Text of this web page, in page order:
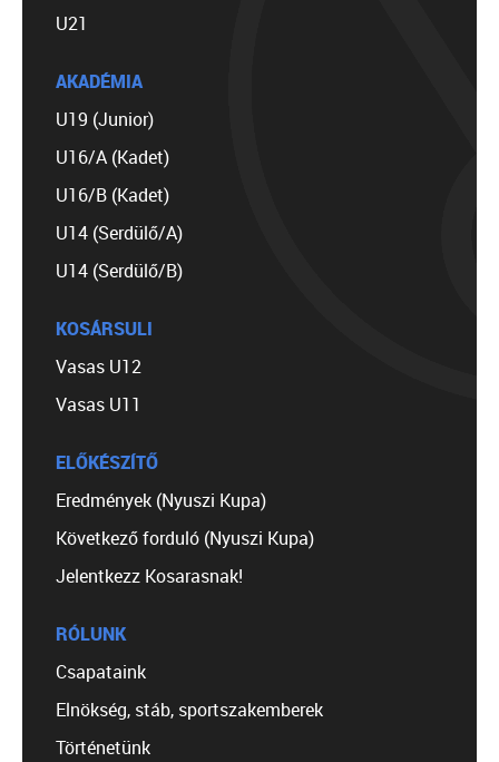
U21
AKADÉMIA
U19 (Junior)
U16/A (Kadet)
U16/B (Kadet)
U14 (Serdülő/A)
U14 (Serdülő/B)
KOSÁRSULI
Vasas U12
Vasas U11
ELŐKÉSZÍTŐ
Eredmények (Nyuszi Kupa)
Következő forduló (Nyuszi Kupa)
Jelentkezz Kosarasnak!
RÓLUNK
Csapataink
Elnökség, stáb, sportszakemberek
Történetünk